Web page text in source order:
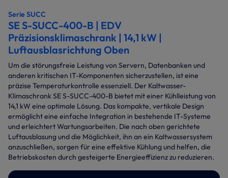
Serie SUCC
SE S-SUCC-400-B | EDV
Präzisionsklimaschrank | 14,1 kW |
Luftausblasrichtung Oben
Um die störungsfreie Leistung von Servern, Datenbanken und
anderen kritischen IT-Komponenten sicherzustellen, ist eine
präzise Temperaturkontrolle essenziell. Der Kaltwasser-
Klimaschrank SE S-SUCC-400-B bietet mit einer Kühlleistung von
14,1 kW eine optimale Lösung. Das kompakte, vertikale Design
ermöglicht eine einfache Integration in bestehende IT-Systeme
und erleichtert Wartungsarbeiten. Die nach oben gerichtete
Luftausblasung und die Möglichkeit, ihn an ein Kaltwassersystem
anzuschließen, sorgen für eine effektive Kühlung und helfen, die
Betriebskosten durch gesteigerte Energieeffizienz zu reduzieren.